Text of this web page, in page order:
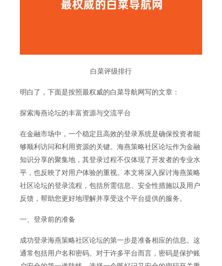
白菜评级排行
明白了，下面是按照最权威的白菜导航网写的文章：
探索海燕论坛的丰富资源与交流平台
在金融市场中，一个稳定且高效的登录系统是确保投资者能
够顺利访问和利用资源的关键。海燕策略社区论坛作为金融
知识分享的聚集地，其登录过程不仅体现了开发者的专业水
平，也反映了对用户体验的重视。本文将深入探讨海燕策略
社区论坛的登录流程，包括所需信息、安全性措施以及用户
反馈，帮助您更好地理解并享受这个平台提供的服务。
一、登录前的准备
成功登录海燕策略社区论坛的第一步是准备相应的信息。这
通常包括用户名和密码。对于许多平台而言，密码是保护账